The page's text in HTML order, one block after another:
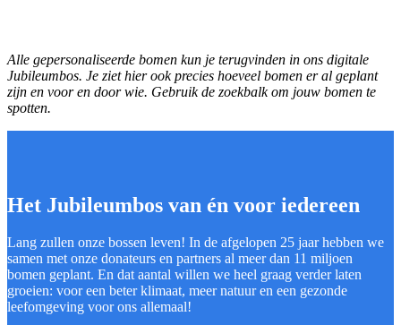
Alle gepersonaliseerde bomen kun je terugvinden in ons digitale
Jubileumbos. Je ziet hier ook precies hoeveel bomen er al geplant
zijn en voor en door wie. Gebruik de zoekbalk om jouw bomen te
spotten.
Het Jubileumbos van én voor iedereen
Lang zullen onze bossen leven! In de afgelopen 25 jaar hebben we
samen met onze donateurs en partners al meer dan 11 miljoen
bomen geplant. En dat aantal willen we heel graag verder laten
groeien: voor een beter klimaat, meer natuur en een gezonde
leefomgeving voor ons allemaal!